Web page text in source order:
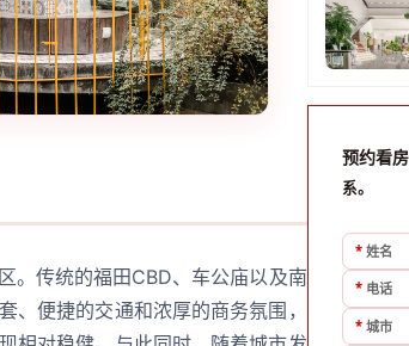
。传统的福田CBD、车公庙以及南
、便捷的交通和浓厚的商务氛围，
预约看房
系。
* 姓名
* 电话
* 城市